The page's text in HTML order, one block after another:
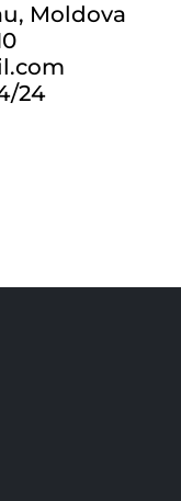
Moldova
24